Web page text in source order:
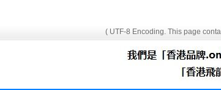
( UTF-8 Encoding. This page